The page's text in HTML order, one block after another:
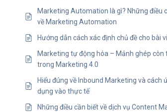
Marketing Automation là gì? Những điều
về Marketing Automation
Hướng dẫn cách xác định chủ đề cho bài
Marketing tự động hóa – Mảnh ghép còn
trong Marketing 4.0
Hiểu đúng về Inbound Marketing và cách
dụng vào thực tế
Những điều cần biết về dịch vụ Content